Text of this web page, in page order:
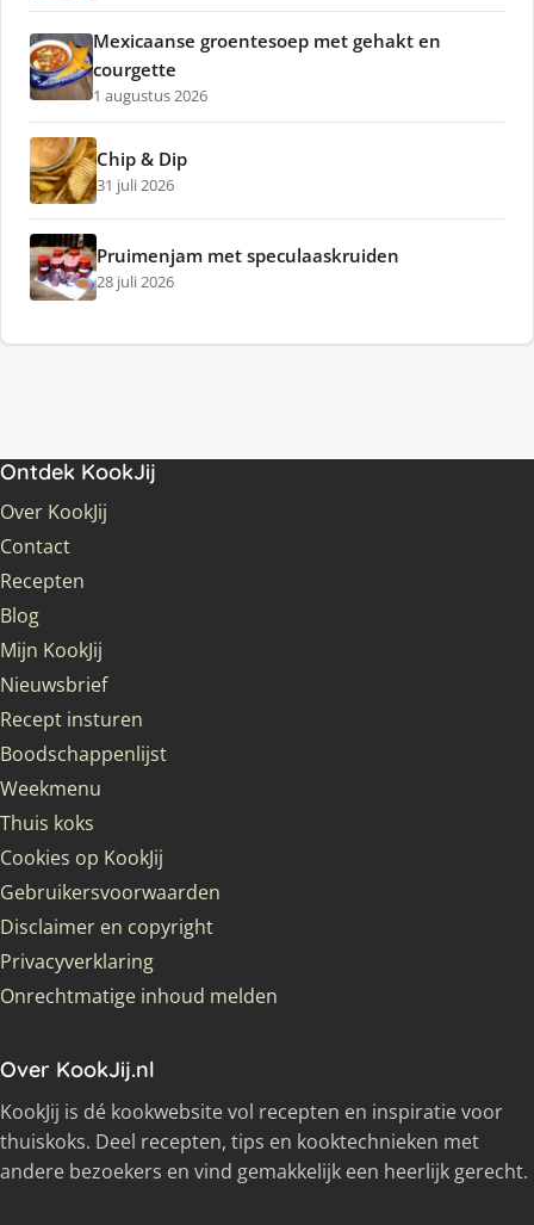
Mexicaanse groentesoep met gehakt en
courgette
1 augustus 2026
Chip & Dip
31 juli 2026
Pruimenjam met speculaaskruiden
28 juli 2026
Ontdek KookJij
Over KookJij
Contact
Recepten
Blog
Mijn KookJij
Nieuwsbrief
Recept insturen
Boodschappenlijst
Weekmenu
Thuis koks
Cookies op KookJij
Gebruikersvoorwaarden
Disclaimer en copyright
Privacyverklaring
Onrechtmatige inhoud melden
Over KookJij.nl
KookJij is dé kookwebsite vol recepten en inspiratie voor
thuiskoks. Deel recepten, tips en kooktechnieken met
andere bezoekers en vind gemakkelijk een heerlijk gerecht.